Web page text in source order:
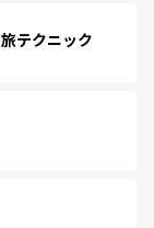
テクニック